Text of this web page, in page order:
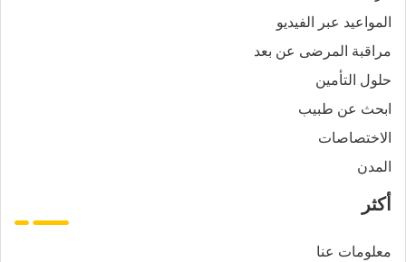
المواعيد عبر الفيديو
مراقبة المرضى عن بعد
حلول التأمين
ابحث عن طبيب
الاختصاصات
المدن
أكثر
معلومات عنا